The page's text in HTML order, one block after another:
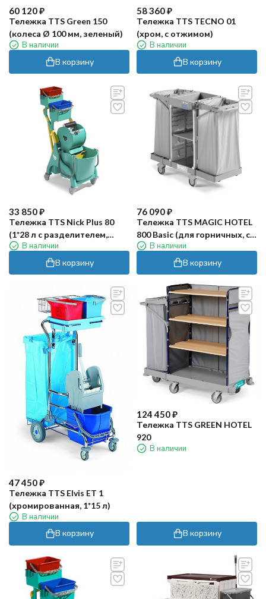
60 120₽
Тележка TTS Green 150
(колеса Ø 100 мм, зеленый)
В наличии
В корзину
58 360₽
Тележка TTS TECNO 01
(хром, с отжимом)
В наличии
В корзину
33 850₽
Тележка TTS Nick Plus 80
(1*28 л с разделителем,
пласт, с отжимом Dry)
В наличии
В корзину
76 090₽
Тележка TTS MAGIC HOTEL
800 Basic (для горничных, с
2-мя держателями для 120
л. мешка, открытая полка)
В наличии
В корзину
47 450₽
Тележка TTS Elvis ET 1
(хромированная, 1*15 л)
В наличии
В корзину
124 450₽
Тележка TTS GREEN HOTEL
920
В наличии
В корзину